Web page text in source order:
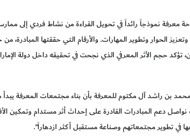
معرفة نموذجاً رائداً في تحويل القراءة من نشاط فردي إلى
الحوار وتطوير المهارات. والأرقام التي حققتها المبادرة،
تؤكد حجم الأثر المعرفي الذي نجحت في تحقيقه داخل دولة
بن راشد آل مكتوم للمعرفة بأن بناء مجتمعات المعرفة يبدأ
نواصل دعم المبادرات القادرة على إحداث أثر مستدام وتمكين
في تطوير مجتمعاتهم وصناعة مستقبل أكثر ازدهاراً".